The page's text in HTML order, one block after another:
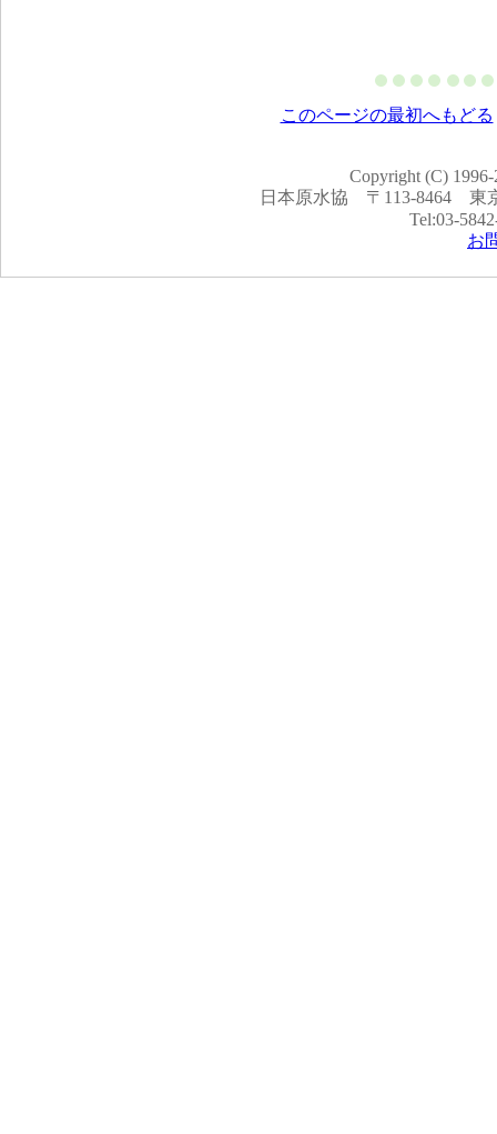
このページの最初へもどる
Copyright (C)
日本原水協 〒113-8464 東
Tel:03-
お